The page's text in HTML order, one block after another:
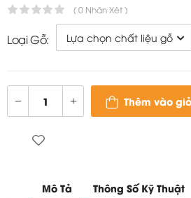
( 0 Nhận Xét )
Loại Gỗ:
Thêm vào
Mô Tả Thông Số Kỹ Thuật